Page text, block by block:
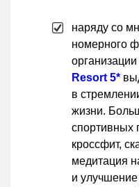
наряду со
номерного
организации
Resort 5*
в
жизни.
спортивных
кроссфит,
медитация
и